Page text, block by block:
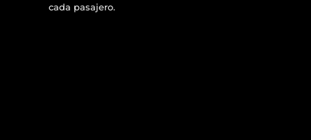
cada pasajero.